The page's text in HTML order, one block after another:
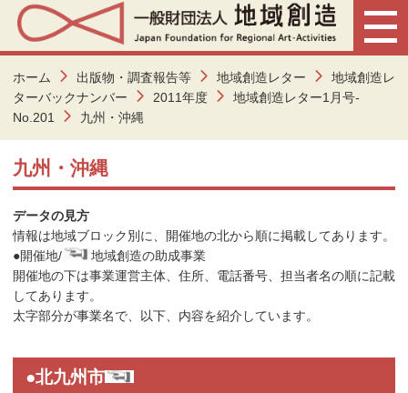
ホーム 出版物・調査報告等 地域創造レター
地域創造レ
ターバックナンバー
2011年度
地域創造レター1月号-
No.201
九州・沖縄
九州・沖縄
データの見方
情報は地域ブロック別に、開催地の北から順に掲載してあります。
●開催地/
地域創造の助成事業
開催地の下は事業運営主体、住所、電話番号、担当者名の順に記載
してあります。
太字部分が事業名で、以下、内容を紹介しています。
●北九州市